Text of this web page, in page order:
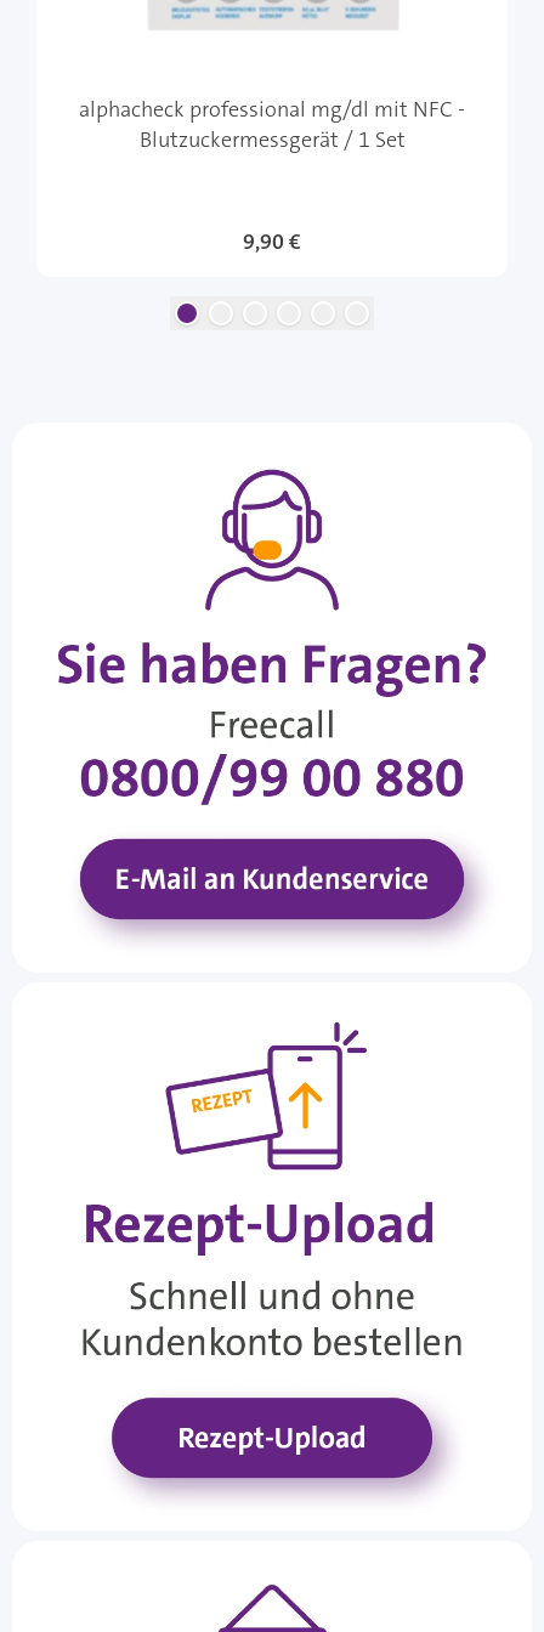
alphacheck professional mg/dl mit NFC -
Blutzuckermessgerät / 1 Set
9,90 €